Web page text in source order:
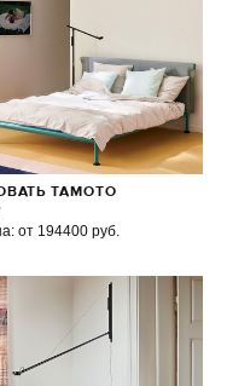
TAMOTO
от 194400 руб.